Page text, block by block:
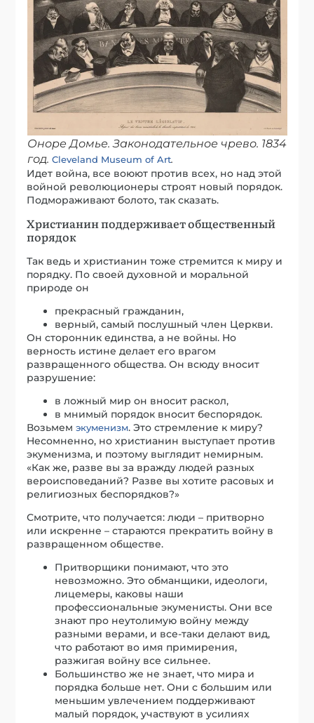
Оноре Домье. Законодательное чрево. 1834
год. Cleveland Museum of Art.
Идет война, все воюют против всех, но над этой
войной революционеры строят новый порядок.
Подмораживают болото, так сказать.
Христианин поддерживает общественный
порядок
Так ведь и христианин тоже стремится к миру и
порядку. По своей духовной и моральной
природе он
прекрасный гражданин,
верный, самый послушный член Церкви.
Он сторонник единства, а не войны. Но
верность истине делает его врагом
развращенного общества. Он всюду вносит
разрушение:
в ложный мир он вносит раскол,
в мнимый порядок вносит беспорядок.
Возьмемэкуменизм. Это стремление к миру?
Несомненно, но христианин выступает против
экуменизма, и поэтому выглядит немирным.
«Как же, разве вы за вражду людей разных
вероисповеданий? Разве вы хотите расовых и
религиозных беспорядков?»
Смотрите, что получается: люди – притворно
или искренне – стараются прекратить войну в
развращенном обществе.
Притворщики понимают, что это
невозможно. Это обманщики, идеологи,
лицемеры, каковы наши
профессиональные экуменисты. Они все
знают про неутолимую войну между
разными верами, и все-таки делают вид,
что работают во имя примирения,
разжигая войну все сильнее.
Большинство же не знает, что мира и
порядка больше нет. Они с большим или
меньшим увлечением поддерживают
малый порядок, участвуют в усилиях